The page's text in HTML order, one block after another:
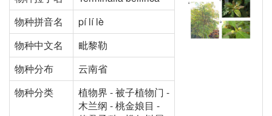
物种拼音名
pí lí lè
物种中文名
毗黎勒
物种分布
云南省
物种分类
植物界 - 被子植物门 -
木兰纲 - 桃金娘目 -